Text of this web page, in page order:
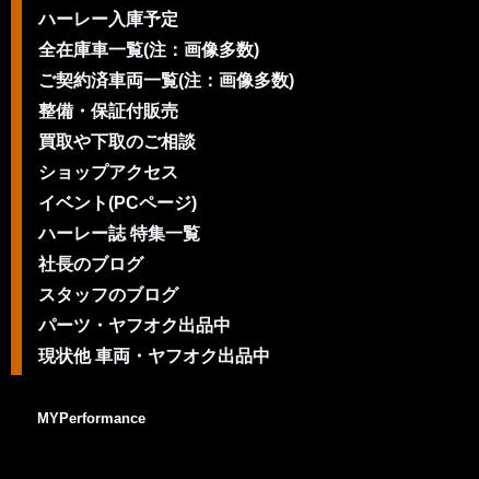
ハーレー入庫予定
全在庫車一覧(注：画像多数)
ご契約済車両一覧(注：画像多数)
整備・保証付販売
買取や下取のご相談
ショップアクセス
イベント(PCページ)
ハーレー誌 特集一覧
社長のブログ
スタッフのブログ
パーツ・ヤフオク出品中
現状他 車両・ヤフオク出品中
MYPerformance